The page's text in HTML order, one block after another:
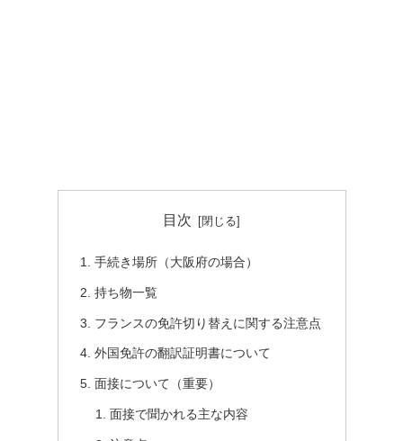
目次
手続き場所（大阪府の場合）
持ち物一覧
フランスの免許切り替えに関する注意点
外国免許の翻訳証明書について
面接について（重要）
面接で聞かれる主な内容